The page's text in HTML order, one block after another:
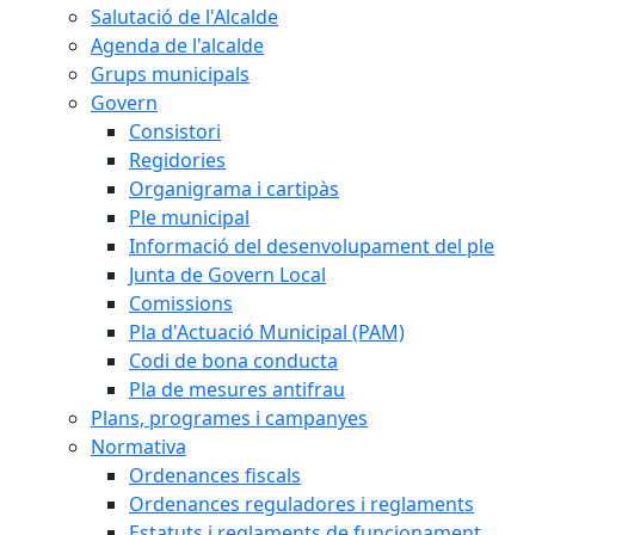
Salutació de l'Alcalde
Agenda de l'alcalde
Grups municipals
Govern
Consistori
Regidories
Organigrama i cartipàs
Ple municipal
Informació del desenvolupament del ple
Junta de Govern Local
Comissions
Pla d'Actuació Municipal (PAM)
Codi de bona conducta
Pla de mesures antifrau
Plans, programes i campanyes
Normativa
Ordenances fiscals
Ordenances reguladores i reglaments